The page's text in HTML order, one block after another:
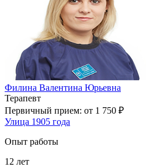
Филина Валентина Юрьевна
Терапевт
Первичный прием: от 1 750 ₽
Улица 1905 года
Опыт работы
12 лет